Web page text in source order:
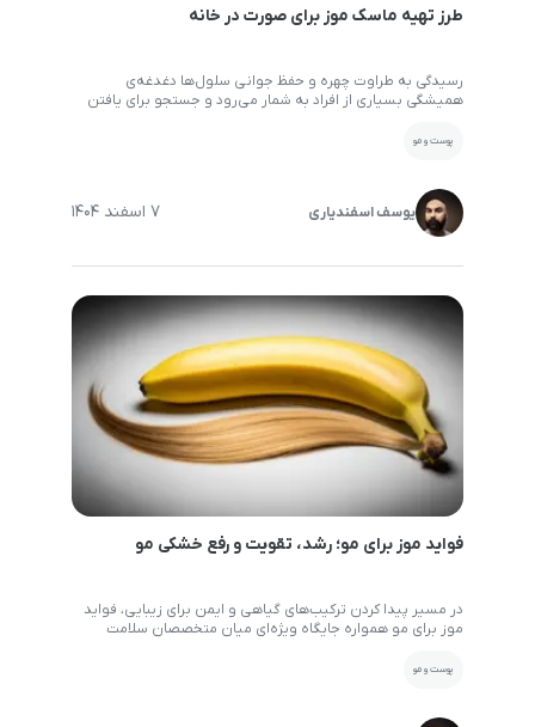
طرز تهیه ماسک موز برای صورت در خانه
رسیدگی به طراوت چهره و حفظ جوانی سلول‌ها دغدغه‌ی
همیشگی بسیاری از افراد به شمار می‌رود و جستجو برای یافتن
بهره‌گیری از یک ماسک موز برای صورت دقیقا همان روش محبوب
پوست و مو
یوسف اسفندیاری 7 اسفند 1404
فواید موز برای مو؛ رشد، تقویت و رفع خشکی مو
در مسیر پیدا کردن ترکیب‌های گیاهی و ایمن برای زیبایی، فواید
موز برای مو همواره جایگاه ویژه‌ای میان متخصصان سلامت
آراسته فراهم شود. این میوه‌ی گرمسیری با برخورداری از ذخایر
پوست و مو